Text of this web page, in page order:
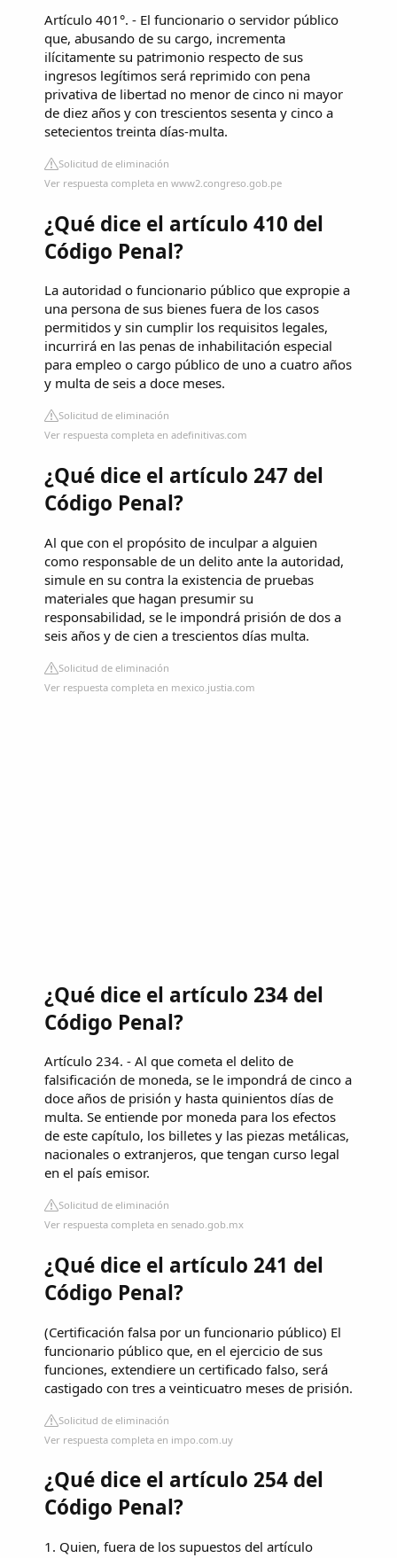
Artículo 401°. - El funcionario o servidor público
que, abusando de su cargo, incrementa
ilícitamente su patrimonio respecto de sus
ingresos legítimos será reprimido con pena
privativa de libertad no menor de cinco ni mayor
de diez años y con trescientos sesenta y cinco a
setecientos treinta días-multa.
Solicitud de eliminación
Ver respuesta completa en www2.congreso.gob.pe
¿Qué dice el artículo 410 del
Código Penal?
La autoridad o funcionario público que expropie a
una persona de sus bienes fuera de los casos
permitidos y sin cumplir los requisitos legales,
incurrirá en las penas de inhabilitación especial
para empleo o cargo público de uno a cuatro años
y multa de seis a doce meses.
Solicitud de eliminación
Ver respuesta completa en adefinitivas.com
¿Qué dice el artículo 247 del
Código Penal?
Al que con el propósito de inculpar a alguien
como responsable de un delito ante la autoridad,
simule en su contra la existencia de pruebas
materiales que hagan presumir su
responsabilidad, se le impondrá prisión de dos a
seis años y de cien a trescientos días multa.
Solicitud de eliminación
Ver respuesta completa en mexico.justia.com
¿Qué dice el artículo 234 del
Código Penal?
Artículo 234. - Al que cometa el delito de
falsificación de moneda, se le impondrá de cinco a
doce años de prisión y hasta quinientos días de
multa. Se entiende por moneda para los efectos
de este capítulo, los billetes y las piezas metálicas,
nacionales o extranjeros, que tengan curso legal
en el país emisor.
Solicitud de eliminación
Ver respuesta completa en senado.gob.mx
¿Qué dice el artículo 241 del
Código Penal?
(Certificación falsa por un funcionario público) El
funcionario público que, en el ejercicio de sus
funciones, extendiere un certificado falso, será
castigado con tres a veinticuatro meses de prisión.
Solicitud de eliminación
Ver respuesta completa en impo.com.uy
¿Qué dice el artículo 254 del
Código Penal?
1. Quien, fuera de los supuestos del artículo